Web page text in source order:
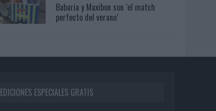
Babaria y Maxibon son ‘el match
perfecto del verano’
EDICIONES ESPECIALES GRATIS